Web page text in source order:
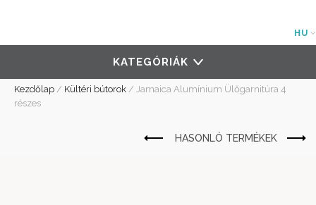
HU
KATEGÓRIÁK
Kezdőlap / Kültéri bútorok / Jamaica Alumínium Ülőgarnitúra 4
részes